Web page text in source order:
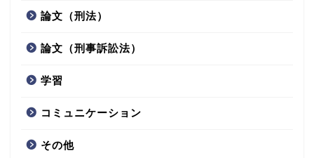
論文（刑法）
論文（刑事訴訟法）
学習
コミュニケーション
その他